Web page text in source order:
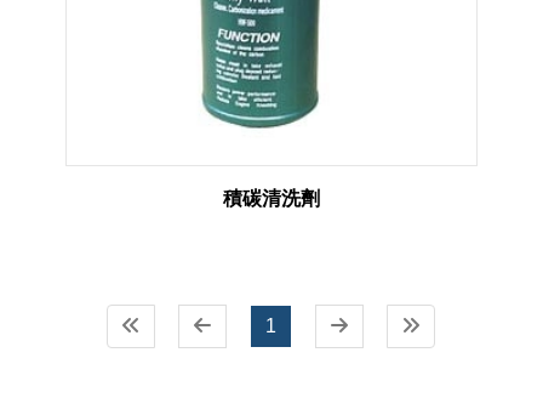
積碳清洗劑
1